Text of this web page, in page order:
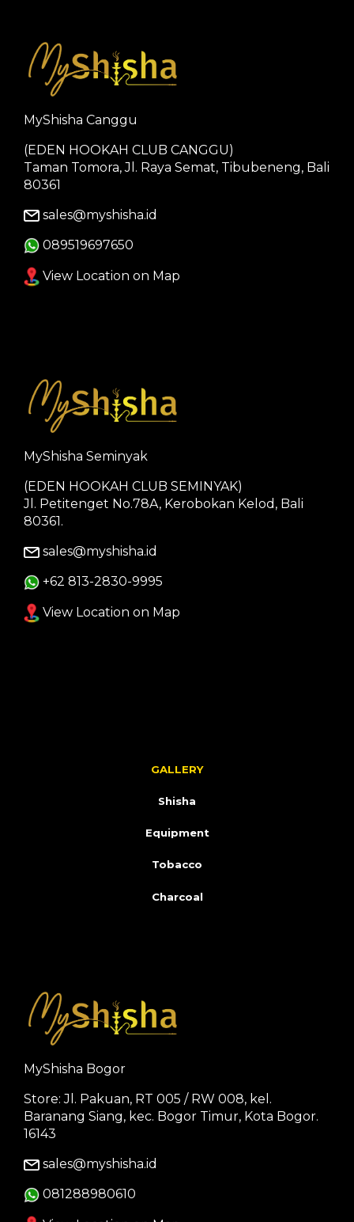
MyShisha Canggu
(EDEN HOOKAH CLUB CANGGU)
Taman Tomora, Jl. Raya Semat, Tibubeneng, Bali
80361
sales@myshisha.id
089519697650
View Location on Map
MyShisha Seminyak
(EDEN HOOKAH CLUB SEMINYAK)
Jl. Petitenget No.78A, Kerobokan Kelod, Bali
80361.
sales@myshisha.id
+62 813-2830-9995
View Location on Map
GALLERY
Shisha
Equipment
Tobacco
Charcoal
MyShisha Bogor
Store: Jl. Pakuan, RT 005 / RW 008, kel.
Baranang Siang, kec. Bogor Timur, Kota Bogor.
16143
sales@myshisha.id
081288980610